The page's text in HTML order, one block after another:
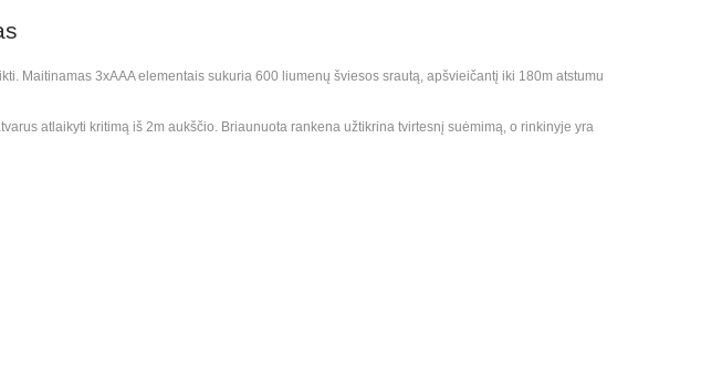
Maitinamas 3xAAA elementais sukuria 600 liumenų šviesos srautą, apšvieičantį iki 180m atstumu
atlaikyti kritimą iš 2m aukščio. Briaunuota rankena užtikrina tvirtesnį suėmimą, o rinkinyje yra